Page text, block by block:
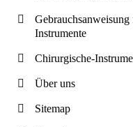
Instrumente
Chirurgische-
Über uns
Sitemap